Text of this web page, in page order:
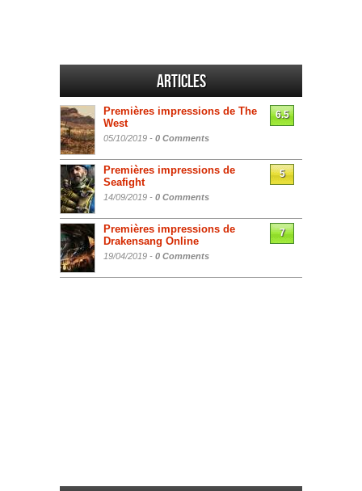
Articles
Premières impressions de The
West
05/10/2019 - 0 Comments
6.5
Premières impressions de
Seafight
14/09/2019 - 0 Comments
5
Premières impressions de
Drakensang Online
19/04/2019 - 0 Comments
7